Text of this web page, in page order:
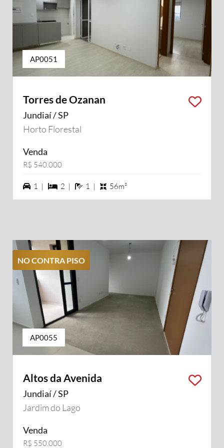
AP0051
Torres de Ozanan
Jundiaí / SP
Horto Florestal
Venda
R$ 540.000
1 vagas na garagem
1 | 2 dormiórios
2 | 1 banheiros
1 | 56m²
NO CONTRA PISO
AP0055
Altos da Avenida
Jundiaí / SP
Jardim do Lago
Venda
R$ 550.000